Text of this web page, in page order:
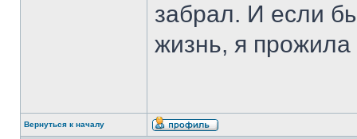
забрал. И если
жизнь, я
Вернуться к началу